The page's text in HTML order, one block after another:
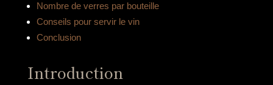
Nombre de verres par bouteille
Conseils pour servir le vin
Conclusion
Introduction